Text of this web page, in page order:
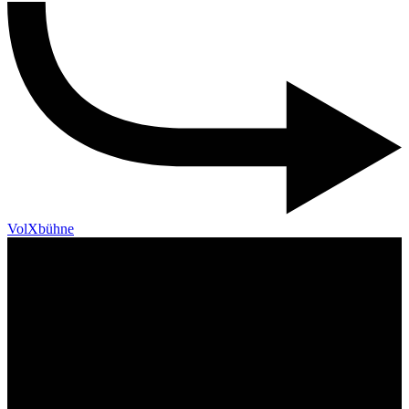
VolXbühne